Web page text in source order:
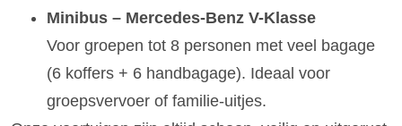
Minibus – Mercedes-Benz V-Klasse
Voor groepen tot 8 personen met veel bagage
(6 koffers + 6 handbagage). Ideaal voor
groepsvervoer of familie-uitjes.